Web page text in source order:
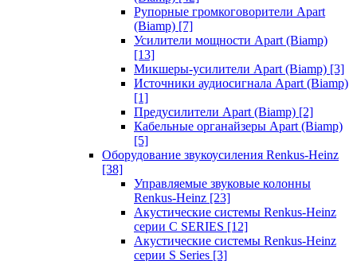
Рупорные громкоговорители Apart
(Biamp) [7]
Усилители мощности Apart (Biamp)
[13]
Микшеры-усилители Apart (Biamp) [3]
Источники аудиосигнала Apart (Biamp)
[1]
Предусилители Apart (Biamp) [2]
Кабельные органайзеры Apart (Biamp)
[5]
Оборудование звукоусиления Renkus-Heinz
[38]
Управляемые звуковые колонны
Renkus-Heinz [23]
Акустические системы Renkus-Heinz
серии C SERIES [12]
Акустические системы Renkus-Heinz
серии S Series [3]